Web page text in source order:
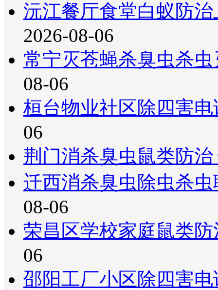
沅江餐厅食堂白蚁防
2026-08-06
常宁灭苍蝇杀臭虫杀
08-06
桓台物业社区除四害
06
荆门消杀臭虫鼠类防
迁西消杀臭虫除虫杀
08-06
荣昌区学校家庭鼠类
06
邵阳工厂小区除四害